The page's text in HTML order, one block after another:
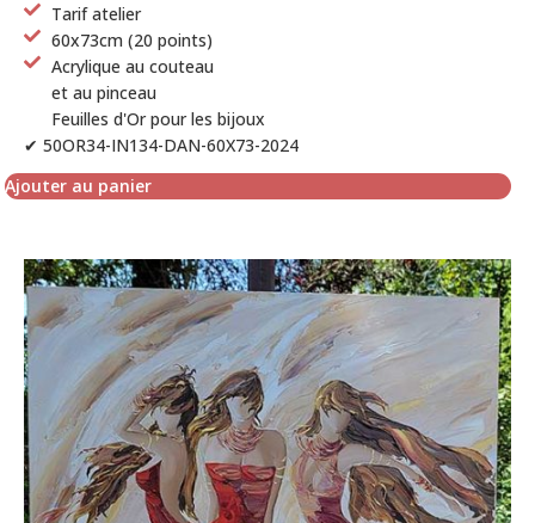
Tarif atelier
60x73cm (20 points)
Acrylique au couteau
et au pinceau
Feuilles d'Or pour les bijoux
✔ 50OR34-IN134-DAN-60X73-2024
Ajouter au panier